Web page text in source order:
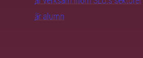
är alumn